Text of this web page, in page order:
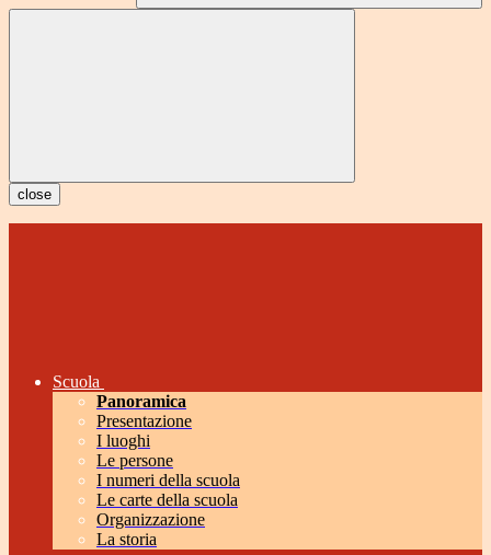
close
Scuola
Panoramica
Presentazione
I luoghi
Le persone
I numeri della scuola
Le carte della scuola
Organizzazione
La storia